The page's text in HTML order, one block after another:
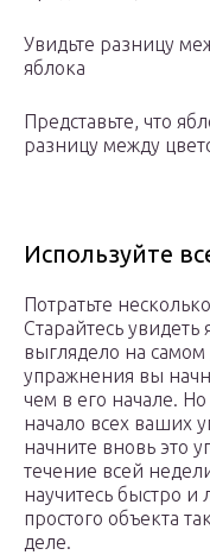
Увидьте разницу
яблока
Представьте, что
разницу между
Используйте
Потратьте
Старайтесь
выглядело на
упражнения вы
чем в его начале. Но
начало всех ваших
начните вновь это
течение всей
научитесь быстро и
простого объекта
деле.